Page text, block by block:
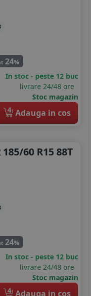
24%
In stoc - peste 12 buc
livrare 24/48 ore
Stoc magazin
4 Adauga in cos
185/60 R15 88T
24%
In stoc - peste 12 buc
livrare 24/48 ore
Stoc magazin
4 Adauga in cos